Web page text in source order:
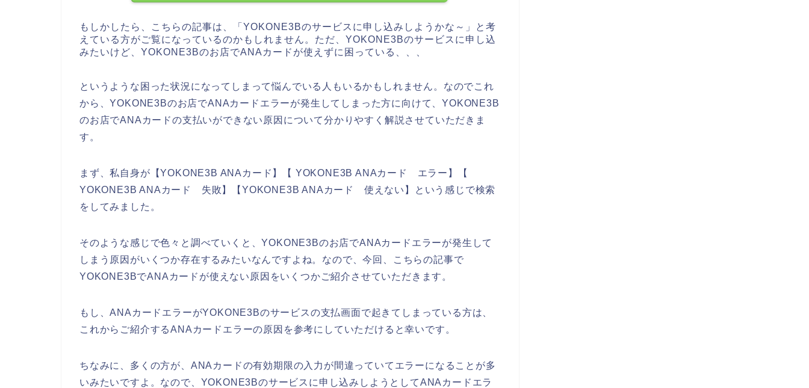
もしかしたら、こちらの記事は、「YOKONE3Bのサービスに申し込みしようかな～」と考
えている方がご覧になっているのかもしれません。ただ、YOKONE3Bのサービスに申し込
みたいけど、YOKONE3Bのお店でANAカードが使えずに困っている、、、
というような困った状況になってしまって悩んでいる人もいるかもしれません。なのでこれ
から、YOKONE3Bのお店でANAカードエラーが発生してしまった方に向けて、YOKONE3B
のお店でANAカードの支払いができない原因について分かりやすく解説させていただきま
す。
まず、私自身が【YOKONE3B ANAカード】【 YOKONE3B ANAカード エラー】【
YOKONE3B ANAカード 失敗】【YOKONE3B ANAカード 使えない】という感じで検索
をしてみました。
そのような感じで色々と調べていくと、YOKONE3Bのお店でANAカードエラーが発生して
しまう原因がいくつか存在するみたいなんですよね。なので、今回、こちらの記事で
YOKONE3BでANAカードが使えない原因をいくつかご紹介させていただきます。
もし、ANAカードエラーがYOKONE3Bのサービスの支払画面で起きてしまっている方は、
これからご紹介するANAカードエラーの原因を参考にしていただけると幸いです。
ちなみに、多くの方が、ANAカードの有効期限の入力が間違っていてエラーになることが多
いみたいですよ。なので、YOKONE3Bのサービスに申し込みしようとしてANAカードエラ